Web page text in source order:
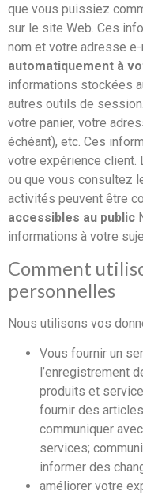
que vous puissiez
sur le site Web. Ces
nom et votre adresse e-
automatiquement à
informations stockées
autres outils de
votre panier, votre
échéant), etc. Ces
votre expérience
ou que vous consultez
activités peuvent être
accessibles au public
informations à votre
Comment
personnelles
Nous utilisons vos
Vous fournir un
l’enregistrement
produits et
fournir des
communiquer
services;
informer des
améliorer votre